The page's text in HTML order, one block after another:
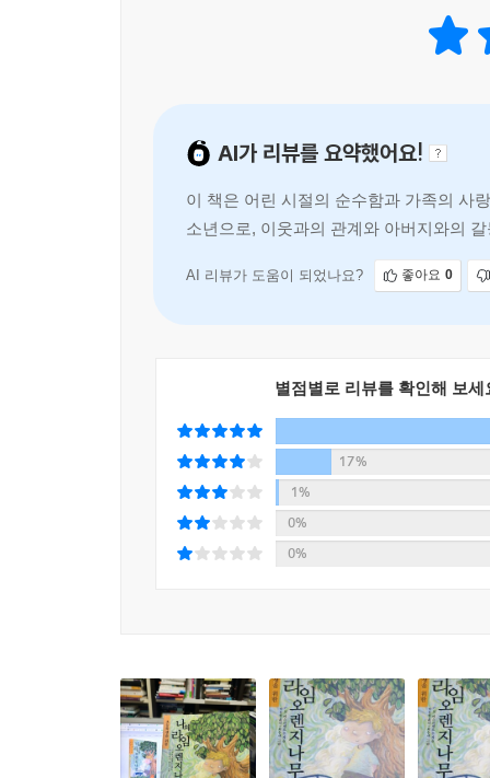
AI가 리뷰를 요약했어요!
이 책은 어린 시절의 순수함과 가족의 사
소년으로, 이웃과의 관계와 아버지와의
를 향한 갈등도 오해로 인해 발생합니다.
별점별로 리뷰를 확인해 보세
1%
0%